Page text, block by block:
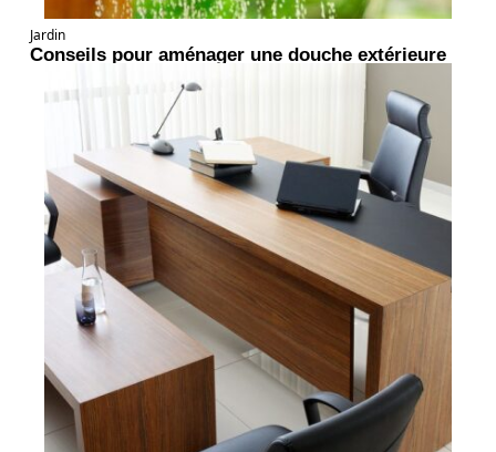
Jardin
Conseils pour aménager une douche extérieure